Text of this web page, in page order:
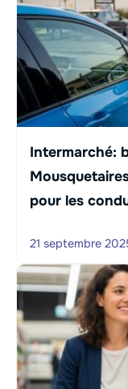
Intermarché:
pour les
21 septembre